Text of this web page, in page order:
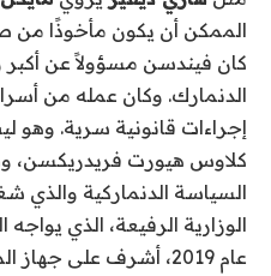
الممكن أن يكون مأخوذًا
كان فيندسن مسؤولاً عن أكبر
الدنمارك. وكان عمله من
إجراءات قانونية سرية. وهو
كلاوس هيورت فريدريكسن،
السياسة الدنماركية والذي
الوزارية الرفيعة، الذي
عام 2019، أشرف على